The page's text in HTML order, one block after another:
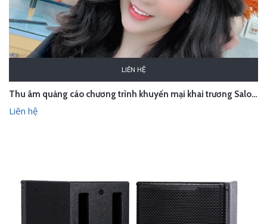
LIÊN HỆ
Thu âm quảng cáo chương trình khuyến mại khai trương Salon Phan Quý - Đông Anh
Liên hệ